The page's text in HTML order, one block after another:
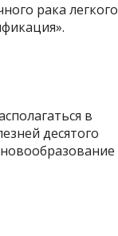
рака легкого
в
десятого